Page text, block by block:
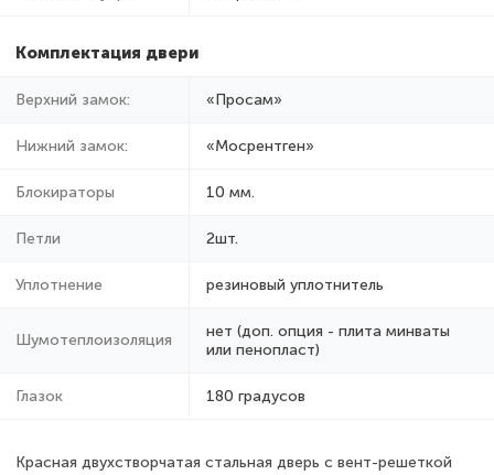
Комплектация двери
Верхний замок: «Просам»
Нижний замок: «Мосрентген»
Блокираторы 10 мм.
Петли 2шт.
Уплотнение резиновый уплотнитель
Шумотеплоизоляция
нет (доп. опция - плита минваты
или пенопласт)
Глазок 180 градусов
Красная двухстворчатая стальная дверь с вент-решеткой